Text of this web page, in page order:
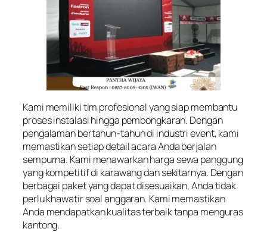
Kami memiliki tim profesional yang siap membantu
proses instalasi hingga pembongkaran. Dengan
pengalaman bertahun-tahun di industri event, kami
memastikan setiap detail acara Anda berjalan
sempurna. Kami menawarkan harga sewa panggung
yang kompetitif di karawang dan sekitarnya. Dengan
berbagai paket yang dapat disesuaikan, Anda tidak
perlu khawatir soal anggaran. Kami memastikan
Anda mendapatkan kualitas terbaik tanpa menguras
kantong.